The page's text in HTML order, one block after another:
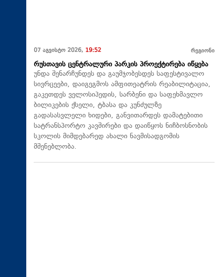
07 აგვისტო 2026, 19:52 რეგიონი
რუსთავის ცენტრალური პარკის პროექტირება იწყება
უნდა შენარჩუნდეს და გაუმჯობესდეს საფესტივალო
სივრცეები, დაიგეგმოს ამფითეატრის რეაბილიტაცია,
გაკეთდეს ველოსიპედის, სარბენი და საფეხმავლო
ბილიკების ქსელი, ტბასა და კუნძულზე
გადასასვლელი ხიდები, განვითარდეს დამატებითი
სატრანსპორტო კავშირები და დაიწყოს ნიჩბოსნობის
სკოლის მიმდებარედ ახალი ნავმისადგომის
მშენებლობა.